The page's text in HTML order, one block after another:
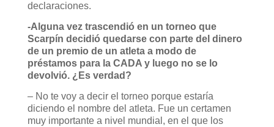
declaraciones.
-Alguna vez trascendió en un torneo que
Scarpín decidió quedarse con parte del dinero
de un premio de un atleta a modo de
préstamos para la CADA y luego no se lo
devolvió. ¿Es verdad?
– No te voy a decir el torneo porque estaría
diciendo el nombre del atleta. Fue un certamen
muy importante a nivel mundial, en el que los